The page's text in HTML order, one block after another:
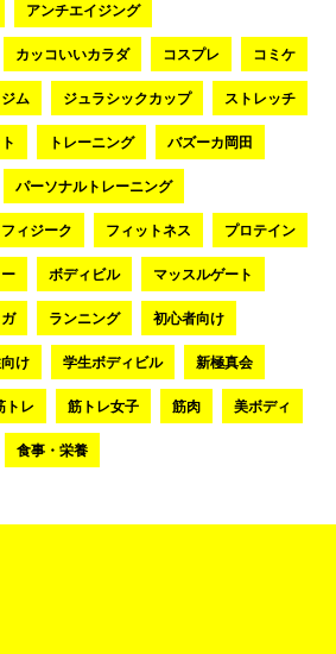
アンチエイジング
カッコいいカラダ コスプレ コミケ
ジム ジュラシックカップ ストレッチ
トレーニング バズーカ岡田
パーソナルトレーニング
フィジーク フィットネス プロテイン
ボディビル マッスルゲート
ランニング 初心者向け
け 学生ボディビル 新極真会
トレ 筋トレ女子 筋肉 美ボディ
食事・栄養